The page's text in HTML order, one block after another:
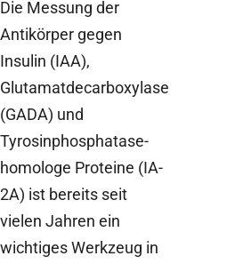
Die Messung der
Antikörper gegen
Insulin (IAA),
Glutamatdecarboxylase
(GADA) und
Tyrosinphosphatase-
homologe Proteine (IA-
2A) ist bereits seit
vielen Jahren ein
wichtiges Werkzeug in